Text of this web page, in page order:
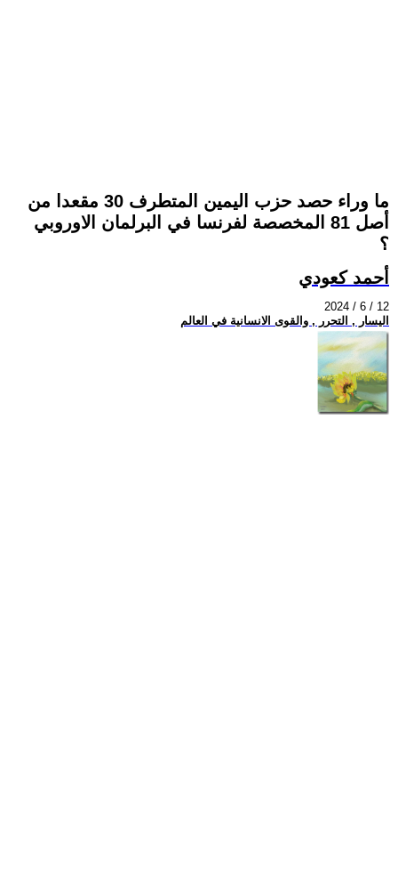
ما وراء حصد حزب اليمين المتطرف 30 مقعدا من
أصل 81 المخصصة لفرنسا في البرلمان الاوروبي
؟
أحمد كعودي
2024 / 6 / 12
اليسار , التحرر , والقوى الانسانية في العالم